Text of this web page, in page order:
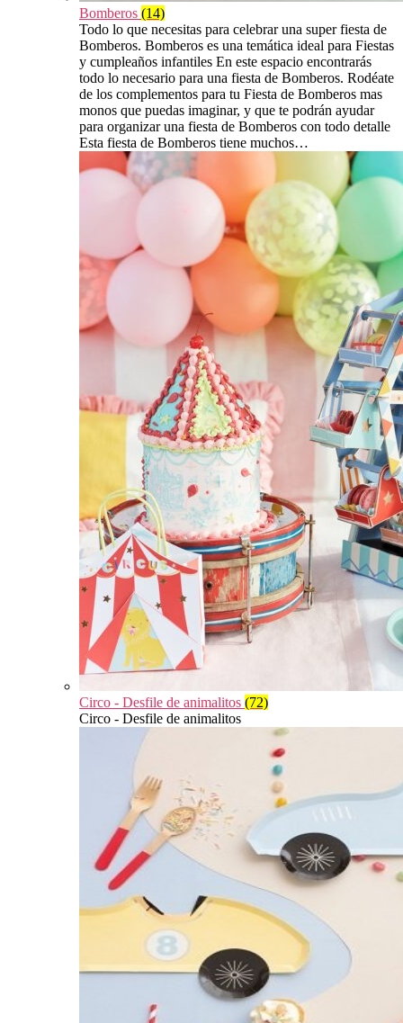
Bomberos (14)
Todo lo que necesitas para celebrar una super fiesta de
Bomberos. Bomberos es una temática ideal para Fiestas
y cumpleaños infantiles En este espacio encontrarás
todo lo necesario para una fiesta de Bomberos. Rodéate
de los complementos para tu Fiesta de Bomberos mas
monos que puedas imaginar, y que te podrán ayudar
para organizar una fiesta de Bomberos con todo detalle
Esta fiesta de Bomberos tiene muchos…
Circo - Desfile de animalitos (72)
Circo - Desfile de animalitos